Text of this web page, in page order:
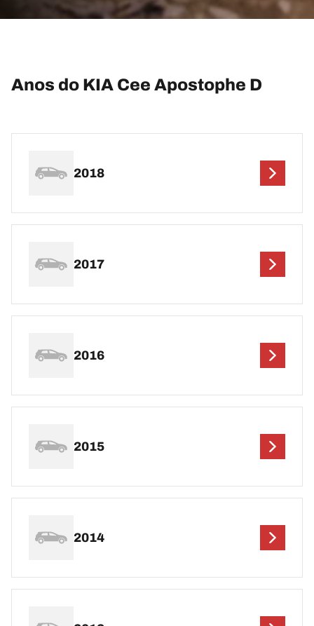
Anos do KIA Cee Apostophe D
2018
2017
2016
2015
2014